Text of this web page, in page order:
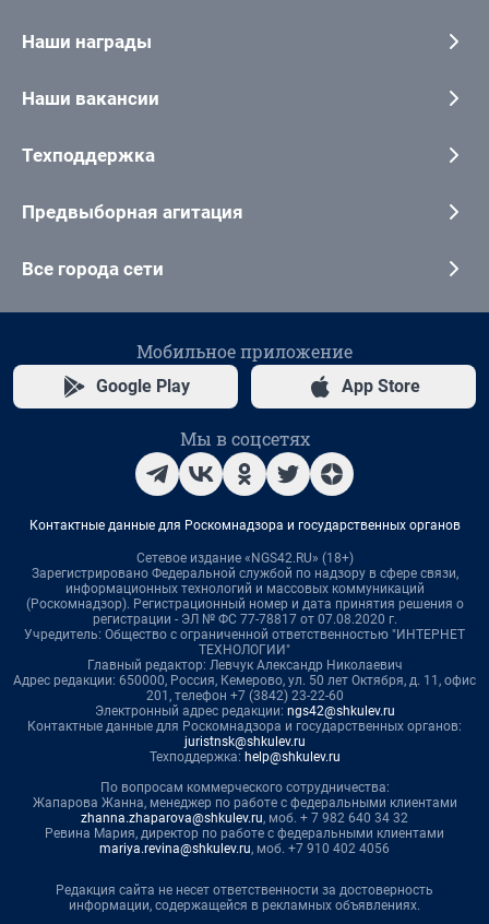
Наши награды
Наши вакансии
Техподдержка
Предвыборная агитация
Все города сети
Мобильное приложение
Google Play App Store
Мы в соцсетях
Контактные данные для Роскомнадзора и государственных органов
Сетевое издание «NGS42.RU» (18+)
Зарегистрировано Федеральной службой по надзору в сфере связи,
информационных технологий и массовых коммуникаций
(Роскомнадзор). Регистрационный номер и дата принятия решения о
регистрации - ЭЛ № ФС 77-78817 от 07.08.2020 г.
Учредитель: Общество с ограниченной ответственностью "ИНТЕРНЕТ
ТЕХНОЛОГИИ"
Главный редактор: Левчук Александр Николаевич
Адрес редакции: 650000, Россия, Кемерово, ул. 50 лет Октября, д. 11, офис
201, телефон +7 (3842) 23-22-60
Электронный адрес редакции: ngs42@shkulev.ru
Контактные данные для Роскомнадзора и государственных органов:
juristnsk@shkulev.ru
Техподдержка: help@shkulev.ru
По вопросам коммерческого сотрудничества:
Жапарова Жанна, менеджер по работе с федеральными клиентами
zhanna.zhaparova@shkulev.ru, моб. + 7 982 640 34 32
Ревина Мария, директор по работе с федеральными клиентами
mariya.revina@shkulev.ru, моб. +7 910 402 4056
Редакция сайта не несет ответственности за достоверность
информации, содержащейся в рекламных объявлениях.